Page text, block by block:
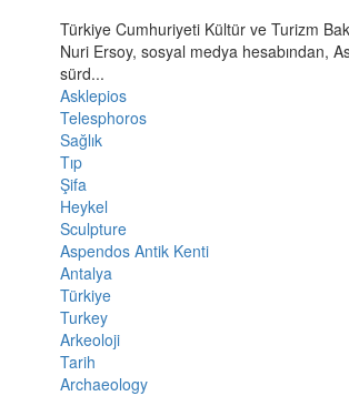
Türkiye Cumhuriyeti Kültür ve Turizm
Nuri Ersoy, sosyal medya hesabından,
sürd...
Asklepios
Telesphoros
Sağlık
Tıp
Şifa
Heykel
Sculpture
Aspendos Antik Kenti
Antalya
Türkiye
Turkey
Arkeoloji
Tarih
Archaeology